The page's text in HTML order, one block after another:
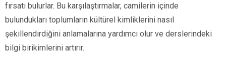
fırsatı bulurlar. Bu karşılaştırmalar, camilerin içinde
bulundukları toplumların kültürel kimliklerini nasıl
şekillendirdiğini anlamalarına yardımcı olur ve derslerindeki
bilgi birikimlerini artırır.